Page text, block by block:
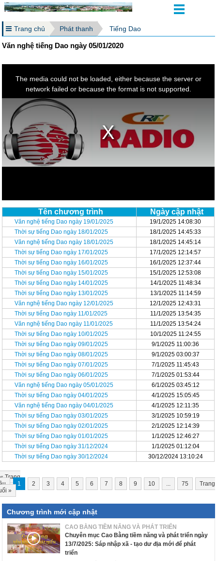
Trang chủ Phát thanh Tiếng Dao
Văn nghệ tiếng Dao ngày 05/01/2020
Tên chương trình Ngày cập nhật
Văn nghệ tiếng Dao ngày 19/01/2025
19/1/2025 14:08:30
Thời sự tiếng Dao ngày 18/01/2025
18/1/2025 14:45:33
Văn nghệ tiếng Dao ngày 18/01/2025
18/1/2025 14:45:14
Thời sự tiếng Dao ngày 17/01/2025
17/1/2025 12:14:57
Thời sự tiếng Dao ngày 16/01/2025
16/1/2025 12:37:44
Thời sự tiếng Dao ngày 15/01/2025
15/1/2025 12:53:08
Thời sự tiếng Dao ngày 14/01/2025
14/1/2025 11:48:34
Thời sự tiếng Dao ngày 13/01/2025
13/1/2025 11:14:59
Văn nghệ tiếng Dao ngày 12/01/2025
12/1/2025 12:43:31
Thời sự tiếng Dao ngày 11/01/2025
11/1/2025 13:54:35
Văn nghệ tiếng Dao ngày 11/01/2025
11/1/2025 13:54:24
Thời sự tiếng Dao ngày 10/01/2025
10/1/2025 11:24:55
Thời sự tiếng Dao ngày 09/01/2025
9/1/2025 11:00:36
Thời sự tiếng Dao ngày 08/01/2025
9/1/2025 03:00:37
Thời sự tiếng Dao ngày 07/01/2025
7/1/2025 11:45:43
Thời sự tiếng Dao ngày 06/01/2025
7/1/2025 01:53:44
Văn nghệ tiếng Dao ngày 05/01/2025
6/1/2025 03:45:12
Thời sự tiếng Dao ngày 04/01/2025
4/1/2025 15:05:45
Văn nghệ tiếng Dao ngày 04/01/2025
4/1/2025 12:11:35
Thời sự tiếng Dao ngày 03/01/2025
3/1/2025 10:59:19
Thời sự tiếng Dao ngày 02/01/2025
2/1/2025 12:14:39
Thời sự tiếng Dao ngày 01/01/2025
1/1/2025 12:46:27
Thời sự tiếng Dao ngày 31/12/2024
1/1/2025 01:12:04
Thời sự tiếng Dao ngày 30/12/2024
30/12/2024 13:10:24
«Trang
1 2 3 4 5 6 7 8 9 10 ... 75
Trang
»
Chương trình mới cập nhật
CAO BẰNG TIỀM NĂNG VÀ PHÁT TRIỂN
Chuyên mục Cao Bằng tiềm năng và phát triển ngày
13/7/2025: Sáp nhập xã - tạo dư địa mới để phát
triển